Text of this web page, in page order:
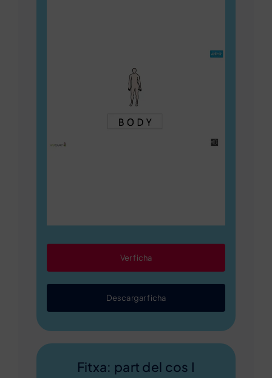
Ver ficha
Descargar ficha
Fitxa: part del cos I